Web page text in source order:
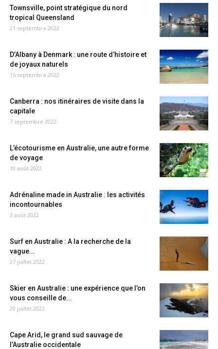
Townsville, point stratégique du nord
tropical Queensland
21 septembre 2022
D’Albany à Denmark : une route d’histoire et
de joyaux naturels
15 septembre 2022
Canberra : nos itinéraires de visite dans la
capitale
7 septembre 2022
L’écotourisme en Australie, une autre forme
de voyage
10 août 2022
Adrénaline made in Australie : les activités
incontournables
3 août 2022
Surf en Australie : A la recherche de la
vague...
27 juillet 2022
Skier en Australie : une expérience que l’on
vous conseille de...
20 juillet 2022
Cape Arid, le grand sud sauvage de
l’Australie occidentale